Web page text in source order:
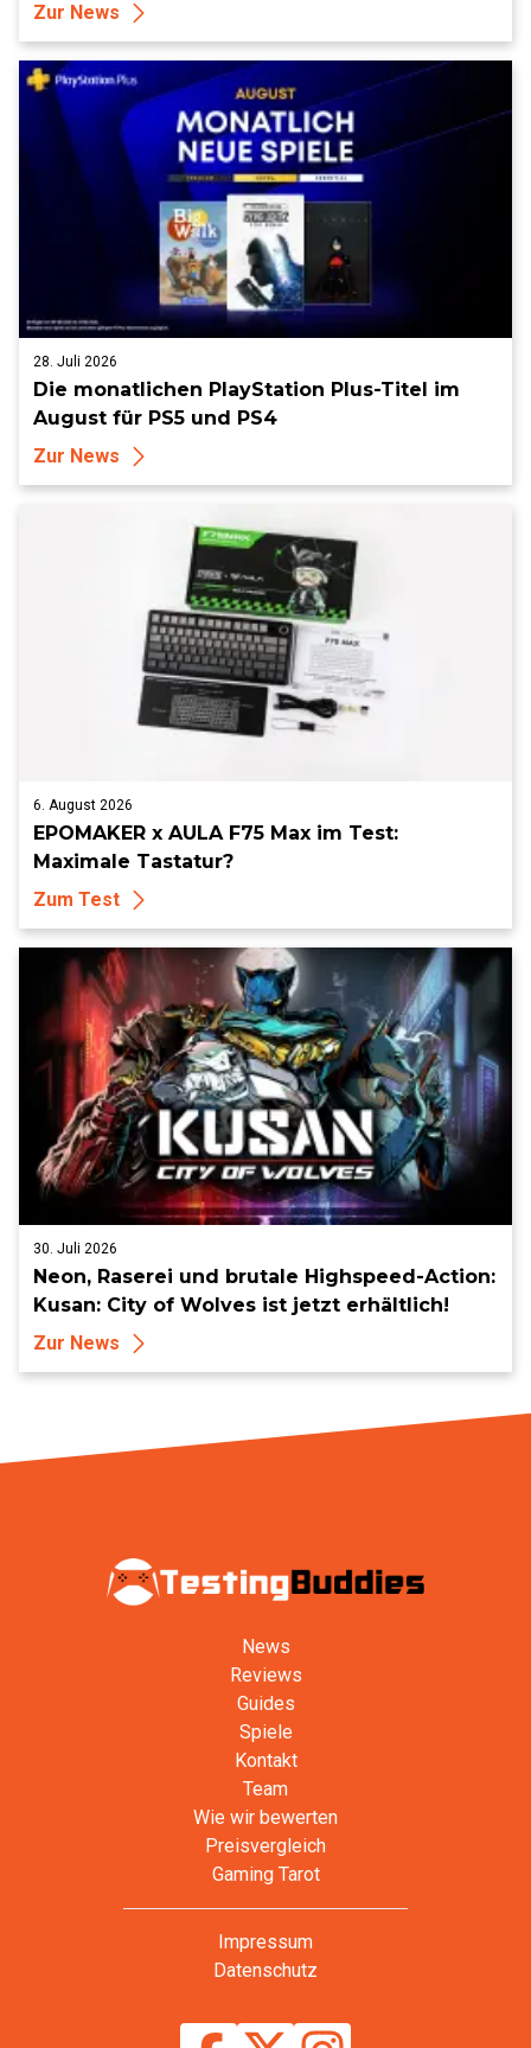
Zur News
28. Juli 2026
Die monatlichen PlayStation Plus-Titel im
August für PS5 und PS4
Zur News
6. August 2026
EPOMAKER x AULA F75 Max im Test:
Maximale Tastatur?
Zum Test
30. Juli 2026
Neon, Raserei und brutale Highspeed-Action:
Kusan: City of Wolves ist jetzt erhältlich!
Zur News
News
Reviews
Guides
Spiele
Kontakt
Team
Wie wir bewerten
Preisvergleich
Gaming Tarot
Impressum
Datenschutz